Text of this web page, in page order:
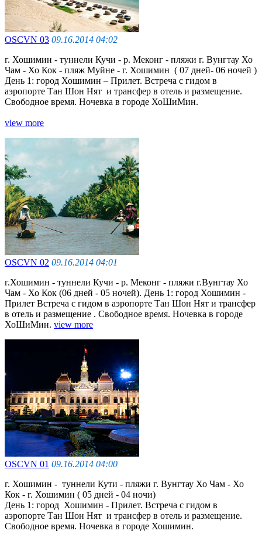
OSCVN 03 09.16.2014 04:02
г. Хошимин - туннели Кучи - р. Меконг - пляжи г. Вунгтау Хо
Чам - Хо Кок - пляж Муйне - г. Хошимин ( 07 дней- 06 ночей )
День 1: город Хошимин – Прилет. Встреча с гидом в
аэропорте Тан Шон Нят и трансфер в отель и размещение.
Cвободное время. Ночевка в городе ХоШиМин.
view more
OSCVN 02 09.16.2014 04:01
г.Хошимин - туннели Кучи - р. Меконг - пляжи г.Вунгтау Хо
Чам - Хо Кок (06 дней - 05 ночей). День 1: город Хошимин -
Прилет Встреча с гидом в аэропорте Тан Шон Нят и трансфер
в отель и размещение . Cвободное время. Ночевка в городе
ХоШиМин. view more
OSCVN 01 09.16.2014 04:00
г. Хошимин - туннели Кути - пляжи г. Вунгтау Хо Чам - Хо
Кок - г. Хошимин ( 05 дней - 04 ночи)
День 1: город Хошимин - Прилет. Встреча с гидом в
аэропорте Тан Шон Нят и трансфер в отель и размещение.
Cвободное время. Ночевка в городе Хошимин.